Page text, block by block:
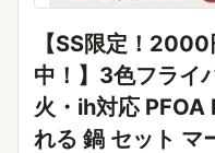
【SS限定！
中！】3色フライ
火・ih対応 PFOA
れる 鍋 セット マ